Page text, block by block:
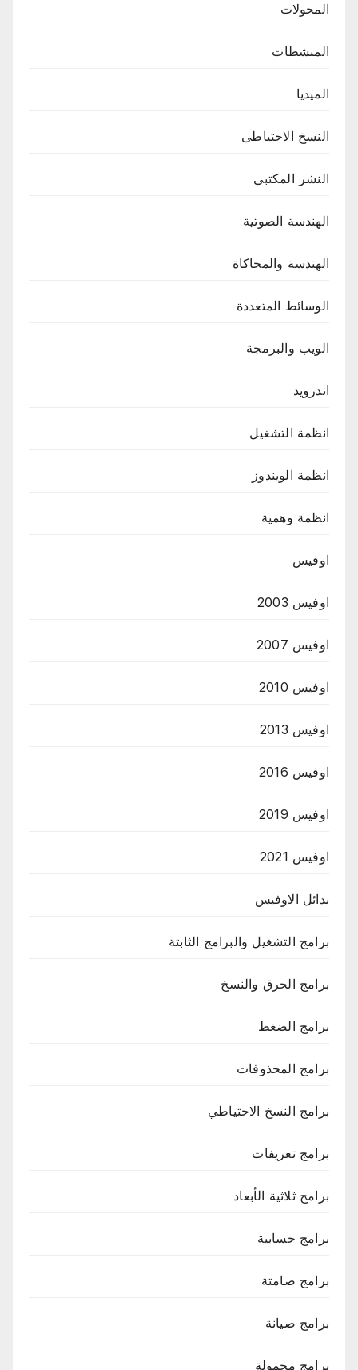
المحولات
المنشطات
الميديا
النسخ الاحتياطى
النشر المكتبى
الهندسة الصوتية
الهندسة والمحاكاة
الوسائط المتعددة
الويب والبرمجة
اندرويد
انظمة التشغيل
انظمة الويندوز
انظمة وهمية
اوفيس
اوفيس 2003
اوفيس 2007
اوفيس 2010
اوفيس 2013
اوفيس 2016
اوفيس 2019
اوفيس 2021
بدائل الاوفيس
برامج التشغيل والبرامج الثابتة
برامج الحرق والنسخ
برامج الضغط
برامج المحذوفات
برامج النسخ الاحتياطي
برامج تعريفات
برامج ثلاثية الأبعاد
برامج حسابية
برامج صامتة
برامج صيانة
برامج محمولة